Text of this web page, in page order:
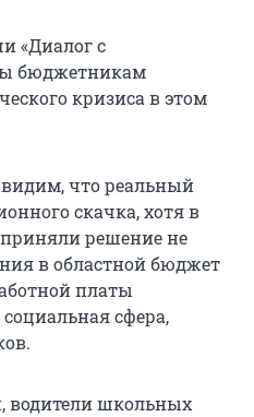
«Диалог с
бюджетникам
кризиса в этом
что реальный
скачка, хотя в
решение не
в областной бюджет
платы
сфера,
водители школьных